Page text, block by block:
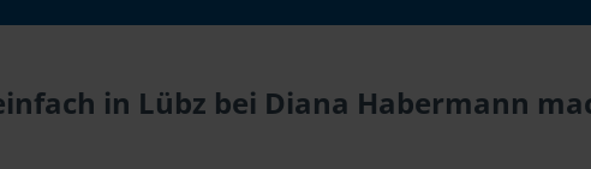
in Lübz bei Diana Habermann